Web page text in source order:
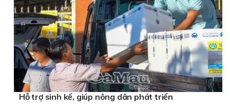
Hỗ trợ sinh kế, giúp nông dân phát triển